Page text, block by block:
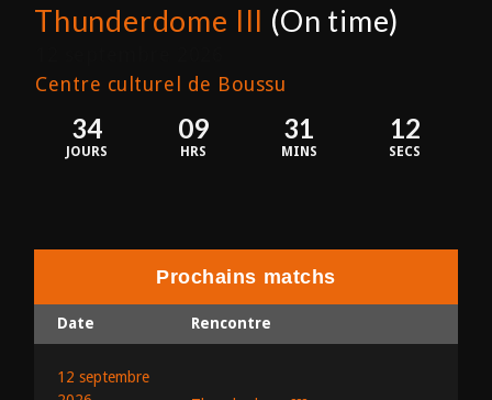
Thunderdome III (On time)
Centre culturel de Boussu
34
JOURS
09
HRS
31
MINS
12
SECS
Prochains matchs
Date Rencontre
12 septembre